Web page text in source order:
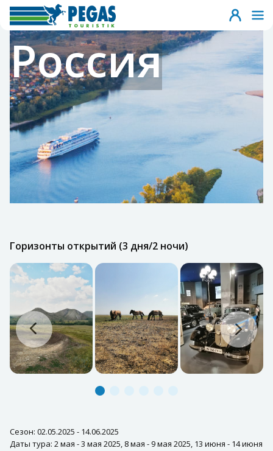
Россия
Горизонты открытий (3 дня/2 ночи)
Сезон: 02.05.2025 - 14.06.2025
Даты тура: 2 мая - 3 мая 2025, 8 мая - 9 мая 2025, 13 июня - 14 июня